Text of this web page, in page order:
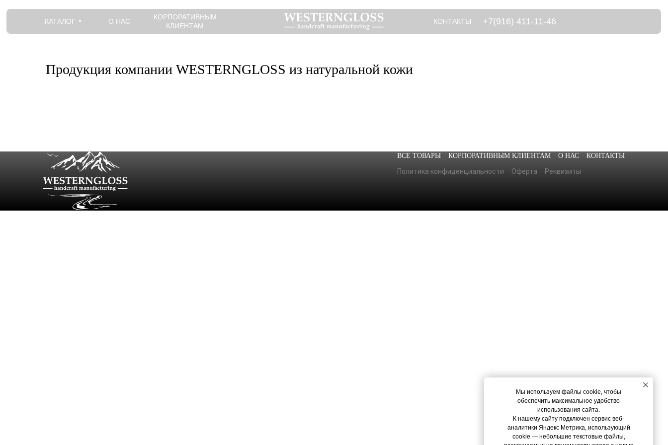
+7(916) 411-11-46
КОРПОРАТИВНЫМ
КЛИЕНТАМ
О НАС КОНТАКТЫ
КАТАЛОГ
Продукция компании WESTERNGLOSS из натуральной кожи
ВСЕ ТОВАРЫ КОРПОРАТИВНЫМ КЛИЕНТАМ О НАС КОНТАКТЫ
Политика конфиденциальности Оферта Реквизиты
Мы используем файлы cookie, чтобы
обеспечить максимальное удобство
использования сайта.
К нашему сайту подключен сервис веб-
аналитики Яндекс Метрика, использующий
cookie — небольшие текстовые файлы,